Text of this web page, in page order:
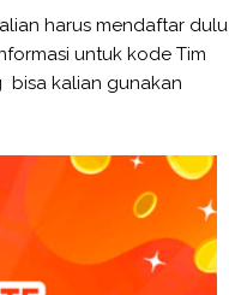
harus mendaftar dulu
untuk kode Tim
bisa kalian gunakan